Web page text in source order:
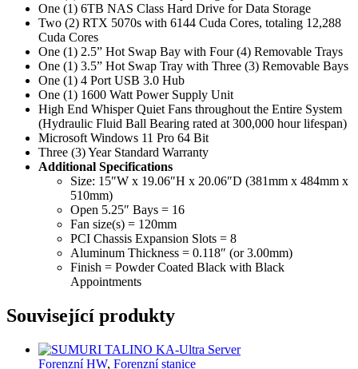
One (1) 6TB NAS Class Hard Drive for Data Storage
Two (2) RTX 5070s with 6144 Cuda Cores, totaling 12,288
Cuda Cores
One (1) 2.5” Hot Swap Bay with Four (4) Removable Trays
One (1) 3.5” Hot Swap Tray with Three (3) Removable Bays
One (1) 4 Port USB 3.0 Hub
One (1) 1600 Watt Power Supply Unit
High End Whisper Quiet Fans throughout the Entire System
(Hydraulic Fluid Ball Bearing rated at 300,000 hour lifespan)
Microsoft Windows 11 Pro 64 Bit
Three (3) Year Standard Warranty
Additional Specifications
Size: 15″W x 19.06″H x 20.06″D (381mm x 484mm x
510mm)
Open 5.25″ Bays = 16
Fan size(s) = 120mm
PCI Chassis Expansion Slots = 8
Aluminum Thickness = 0.118″ (or 3.00mm)
Finish = Powder Coated Black with Black
Appointments
Související produkty
Forenzní HW, Forenzní stanice